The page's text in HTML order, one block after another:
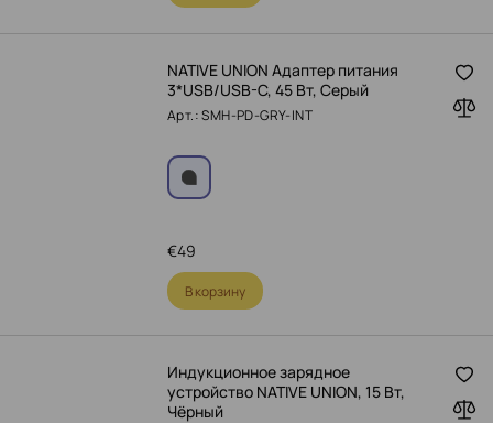
NATIVE UNION Адаптер питания
3*USB/USB-C, 45 Вт, Серый
Арт.: SMH-PD-GRY-INT
49
€
В корзину
Индукционное зарядное
устройство NATIVE UNION, 15 Вт,
Чёрный